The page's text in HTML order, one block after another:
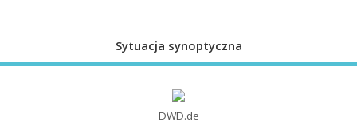
Sytuacja synoptyczna
DWD.de